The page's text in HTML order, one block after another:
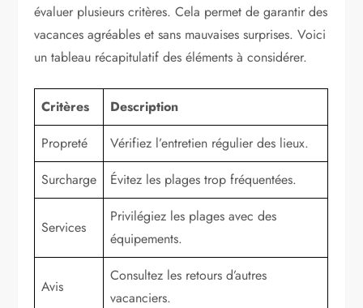
évaluer plusieurs critères. Cela permet de garantir des
vacances agréables et sans mauvaises surprises. Voici
un tableau récapitulatif des éléments à considérer.
Critères
Description
Propreté
Vérifiez l’entretien régulier des lieux.
Surcharge
Évitez les plages trop fréquentées.
Services
Privilégiez les plages avec des
équipements.
Avis
Consultez les retours d’autres
vacanciers.